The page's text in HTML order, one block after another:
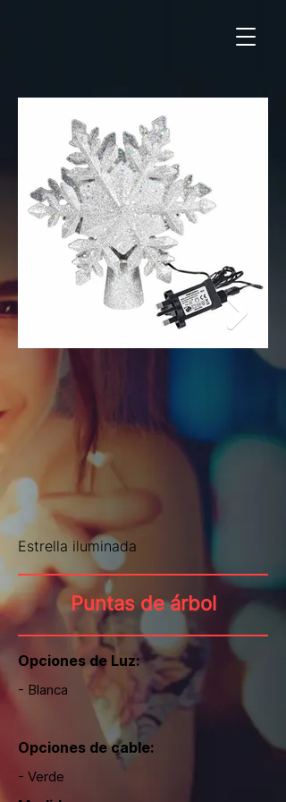
Estrella iluminada
Puntas de árbol
Opciones de Luz:
- Blanca
Opciones de cable:
- Verde